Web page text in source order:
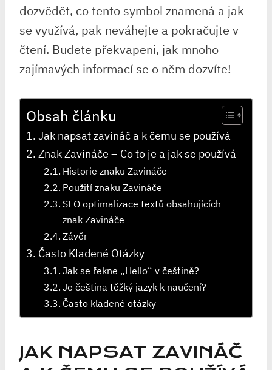
dozvědět, co tento symbol znamená a jak
se využívá, pak neváhejte a pokračujte v
čtení. Budete překvapeni, jak mnoho
zajímavých informací se o něm dozvíte!
Obsah článku
Jak napsat zavináč a k čemu se používá
Znak Zavináče – Co to je a jak se používá
Historie znaku Zavináče
Použití znaku Zavináče
SEO optimalizace textů obsahujících
znak Zavináče
Závěr
Často Kladené Otázky
Jak se řekne „Hello“ v češtině?
Je čeština těžký jazyk k naučení?
Často kladené otázky
JAK NAPSAT ZAVINÁČ